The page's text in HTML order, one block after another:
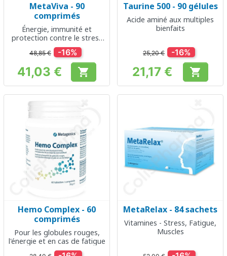
MetaViva - 90
comprimés
Énergie, immunité et
protection contre le stress
oxydatif
48,85 € -16%
Prix
41,03 € 
Taurine 500 - 90 gélules
Acide aminé aux multiples
bienfaits
25,20 € -16%
Prix
21,17 € 
Hemo Complex - 60
comprimés
Pour les globules rouges,
l'énergie et en cas de fatigue
MetaRelax - 84 sachets
Vitamines - Stress, Fatigue,
Muscles